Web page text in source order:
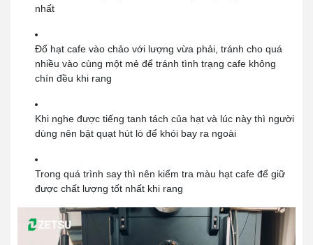
nhất
Đổ hạt cafe vào chảo với lượng vừa phải, tránh cho quá
nhiều vào cùng một mẻ để tránh tình trạng cafe không
chín đều khi rang
Khi nghe được tiếng tanh tách của hạt và lúc này thì người
dùng nên bật quạt hút lò để khói bay ra ngoài
Trong quá trình say thì nên kiểm tra màu hạt cafe để giữ
được chất lượng tốt nhất khi rang